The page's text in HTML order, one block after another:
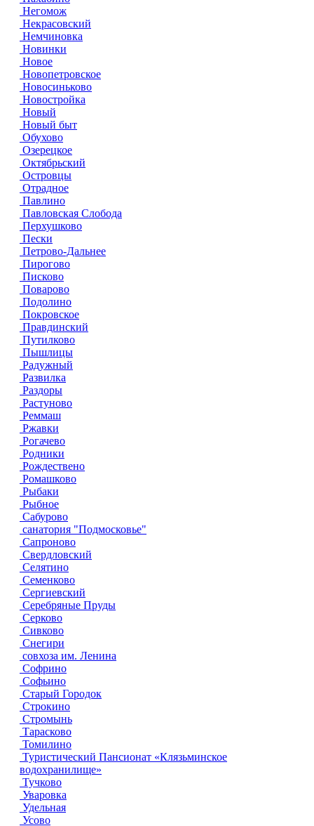
Негомож
Некрасовский
Немчиновка
Новинки
Новое
Новопетровское
Новосиньково
Новостройка
Новый
Новый быт
Обухово
Озерецкое
Октябрьский
Островцы
Отрадное
Павлино
Павловская Слобода
Перхушково
Пески
Петрово-Дальнее
Пирогово
Писково
Поварово
Подолино
Покровское
Правдинский
Путилково
Пышлицы
Радужный
Развилка
Раздоры
Растуново
Реммаш
Ржавки
Рогачево
Родники
Рождествено
Ромашково
Рыбаки
Рыбное
Сабурово
санатория "Подмосковье"
Сапроново
Свердловский
Селятино
Семенково
Сергиевский
Серебряные Пруды
Серково
Сивково
Снегири
совхоза им. Ленина
Софрино
Софьино
Старый Городок
Строкино
Стромынь
Тарасково
Томилино
Туристический Пансионат «Клязьминское
водохранилище»
Тучково
Уваровка
Удельная
Усово